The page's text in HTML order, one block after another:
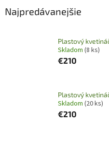
Najpredávanejšie
Plastový
Skladom (8 ks)
€210
Plastový
Skladom (20 ks)
€210